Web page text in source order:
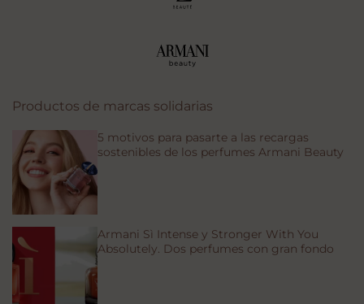
Productos de marcas solidarias
5 motivos para pasarte a las recargas
sostenibles de los perfumes Armani Beauty
Armani Sì Intense y Stronger With You
Absolutely. Dos perfumes con gran fondo